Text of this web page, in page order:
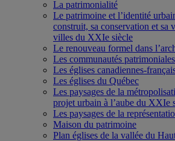
La patrimonialité
Le patrimoine et l’identité
construit, sa conservation et sa
villes du XXIe siècle
Le renouveau formel dans
Les communautés patrimoniales
Les églises canadiennes-
Les églises du Québec
Les paysages de la
projet urbain à l’aube du XXIe
Les paysages de la
Maison du patrimoine
Plan églises de la vallée du